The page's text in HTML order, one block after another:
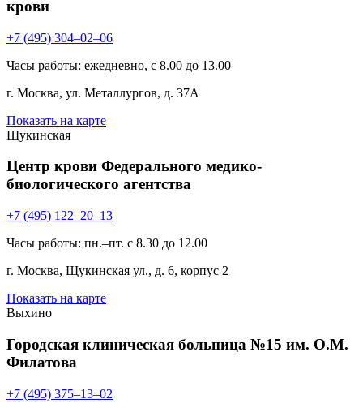
крови
+7 (495) 304–02–06
Часы работы: ежедневно, с 8.00 до 13.00
г. Москва, ул. Металлургов, д. 37А
Показать на карте
Щукинская
Центр крови Федерального медико-
биологического агентства
+7 (495) 122–20–13
Часы работы: пн.–пт. с 8.30 до 12.00
г. Москва, Щукинская ул., д. 6, корпус 2
Показать на карте
Выхино
Городская клиническая больница №15 им. О.М.
Филатова
+7 (495) 375–13–02